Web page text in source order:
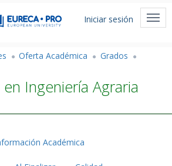
Menú
cuenta
usuario
Iniciar sesión
Oferta Académica Grados
Ingeniería Agraria
Académica